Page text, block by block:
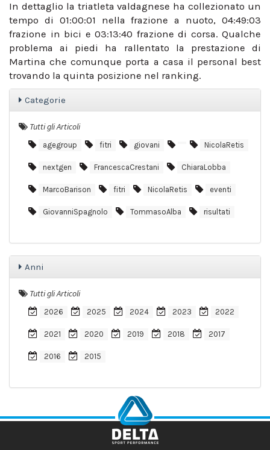
In dettaglio la triatleta valdagnese ha collezionato un
tempo di 01:00:01 nella frazione a nuoto, 04:49:03
frazione in bici e 03:13:40 frazione di corsa. Qualche
problema ai piedi ha rallentato la prestazione di
Martina che comunque porta a casa il personal best
trovando la quinta posizione nel ranking.
Categorie
Tutti gli Articoli
agegroup fitri giovani NicolaRetis
nextgen FrancescaCrestani ChiaraLobba
MarcoBarison fitri NicolaRetis eventi
GiovanniSpagnolo TommasoAlba risultati
Anni
Tutti gli Articoli
2026 2025 2024 2023 2022
2021 2020 2019 2018 2017
2016 2015